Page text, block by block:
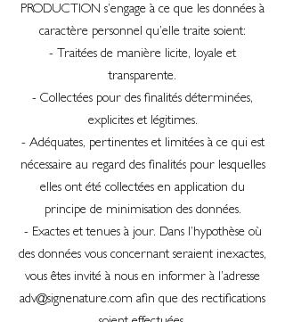
PRODUCTION s’engage à ce que les données à
caractère personnel qu’elle traite soient:
- Traitées de manière licite, loyale et
transparente.
- Collectées pour des finalités déterminées,
explicites et légitimes.
- Adéquates, pertinentes et limitées à ce qui est
nécessaire au regard des finalités pour lesquelles
elles ont été collectées en application du
principe de minimisation des données.
- Exactes et tenues à jour. Dans l’hypothèse où
des données vous concernant seraient inexactes,
vous êtes invité à nous en informer à l’adresse
adv@signenature.com afin que des rectifications